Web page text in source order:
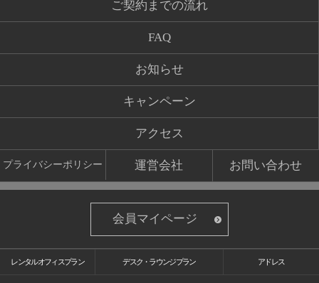
ご契約までの流れ
FAQ
お知らせ
キャンペーン
アクセス
プライバシーポリシー 運営会社 お問い合わせ
会員マイページ
レンタルオフィスプラン デスク・ラウンジプラン アドレス